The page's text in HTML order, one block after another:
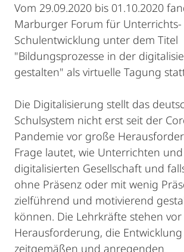
Vom 29.09.2020 bis 01.10.2020
Marburger Forum für
Schulentwicklung unter dem Titel
"Bildungsprozesse in der
gestalten" als virtuelle Tagung
Die Digitalisierung stellt das
Schulsystem nicht erst seit der
Pandemie vor große
Frage lautet, wie Unterrichten
digitalisierten Gesellschaft und
ohne Präsenz oder mit wenig
zielführend und motivierend
können. Die Lehrkräfte stehen
Herausforderung, die
zeitgemäßen und anregenden